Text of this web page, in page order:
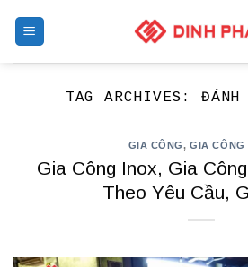
TAG ARCHIVES: ĐÁNH
GIA CÔNG,GIA CÔNG
Gia Công Inox, Gia
Theo Yêu Cầu,